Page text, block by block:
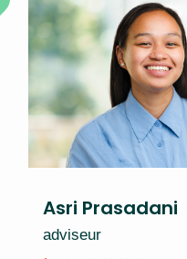
Asri Prasadani
adviseur